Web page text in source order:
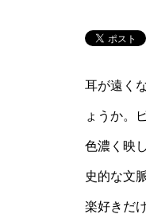
耳が遠く
ょうか。
色濃く映
史的な文
楽好きだ